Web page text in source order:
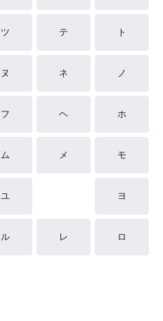
ツ テ ト
ヌ ネ ノ
フ ヘ ホ
ム メ モ
ユ ヨ
ル レ ロ